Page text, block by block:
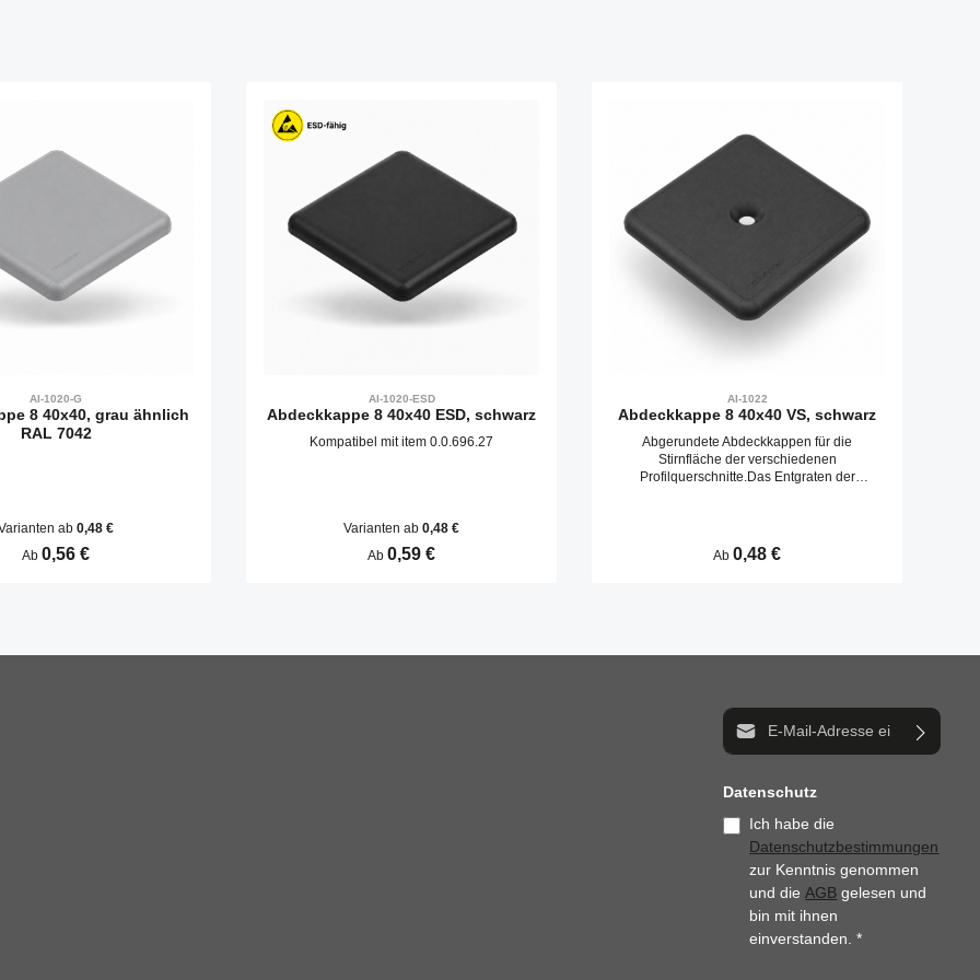
AI-1020-G
8 40x40, grau ähnlich
RAL 7042
ab 0,48 €
Regulärer Preis:
Ab 0,56 €
AI-1020-ESD
Abdeckkappe 8 40x40 ESD, schwarz
Kompatibel mit item 0.0.696.27
Varianten ab 0,48 €
Regulärer Preis:
Ab 0,59 €
AI-1022
Abdeckkappe 8 40x40 VS, schwarz
Abgerundete Abdeckkappen für die
Stirnfläche der verschiedenen
Profilquerschnitte.Das Entgraten der
Regulärer Preis:
Ab 0,48 €
E-Mail-Adresse*
Datenschutz
Ich habe die
Datenschutzbestimmungen
zur Kenntnis genommen
und dieAGB gelesen und
bin mit ihnen
einverstanden.*